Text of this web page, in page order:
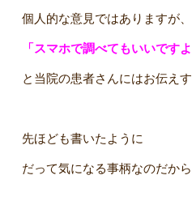
個人的な意見ではありますが
「スマホで調べてもいいですよ
と当院の患者さんにはお伝え
先ほども書いたように
だって気になる事柄なのだから